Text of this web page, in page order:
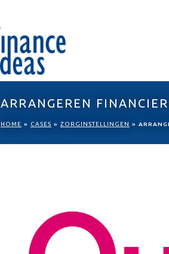
ARRANGEREN
HOME » CASES » ZORGINSTELLINGEN »